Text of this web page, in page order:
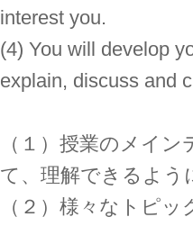
interest you.
(4) You will develop
explain, discuss and
（１）授業のメイ
て、理解できるよう
（２）様々なトピ